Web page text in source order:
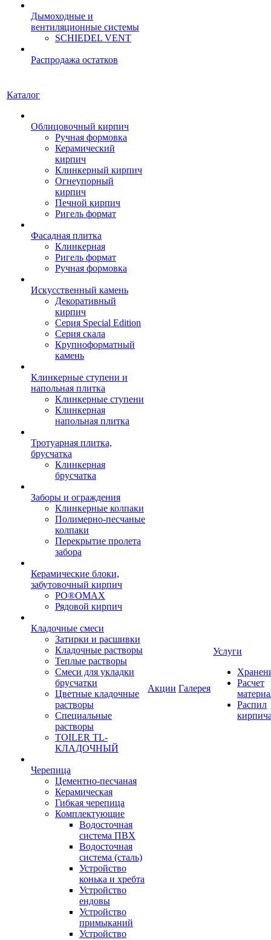
Дымоходные и
вентиляционные системы
SCHIEDEL VENT
Распродажа остатков
Каталог
Облицовочный кирпич
Ручная формовка
Керамический
кирпич
Клинкерный кирпич
Огнеупорный
кирпич
Печной кирпич
Ригель формат
Фасадная плитка
Клинкерная
Ригель формат
Ручная формовка
Искусственный камень
Декоративный
кирпич
Серия Special Edition
Серия скала
Крупноформатный
камень
Клинкерные ступени и
напольная плитка
Клинкерные ступени
Клинкерная
напольная плитка
Тротуарная плитка,
брусчатка
Клинкерная
брусчатка
Заборы и ограждения
Клинкерные колпаки
Полимерно-песчаные
колпаки
Перекрытие пролета
забора
Керамические блоки,
забутовочный кирпич
PO®OMAX
Рядовой кирпич
Кладочные смеси
Затирки и расшивки
Кладочные растворы
Теплые растворы
Смеси для укладки
брусчатки
Цветные кладочные
растворы
Специальные
растворы
TOILER TL-
КЛАДОЧНЫЙ
Черепица
Цементно-песчаная
Керамическая
Гибкая черепица
Комплектующие
Водосточная
система ПВХ
Водосточная
система (сталь)
Устройство
конька и хребта
Устройство
ендовы
Устройство
примыканий
Устройство
Акции Галерея
Услуги
Расчет
Распил